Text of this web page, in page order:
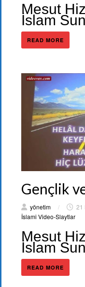
Mesut
İslam
READ MORE
Gençlik
yönetim / 21
İslami Video-Slaytlar
Mesut
İslam
READ MORE